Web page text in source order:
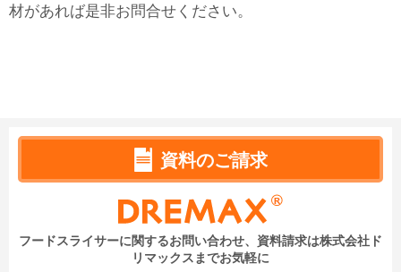
材があれば是非お問合せください。
資料のご請求
フードスライサーに関するお問い合わせ、資料請求は株式会社ド
リマックスまでお気軽に